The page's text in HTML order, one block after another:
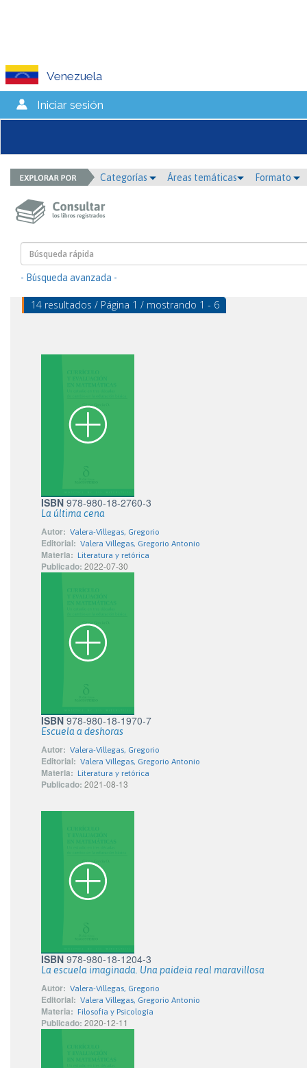
Venezuela
Iniciar sesión
Categorías Áreas temáticas Formato
- Búsqueda avanzada -
14 resultados / Página 1 / mostrando 1 - 6
ISBN 978-980-18-2760-3
La última cena
Autor: Valera-Villegas, Gregorio
Editorial: Valera Villegas, Gregorio Antonio
Materia: Literatura y retórica
Publicado: 2022-07-30
ISBN 978-980-18-1970-7
Escuela a deshoras
Autor: Valera-Villegas, Gregorio
Editorial: Valera Villegas, Gregorio Antonio
Materia: Literatura y retórica
Publicado: 2021-08-13
ISBN 978-980-18-1204-3
La escuela imaginada. Una paideia real maravillosa
Autor: Valera-Villegas, Gregorio
Editorial: Valera Villegas, Gregorio Antonio
Materia: Filosofía y Psicología
Publicado: 2020-12-11